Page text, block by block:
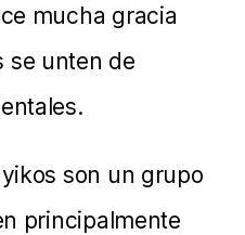
mucha gracia
se unten de
son un grupo
principalmente